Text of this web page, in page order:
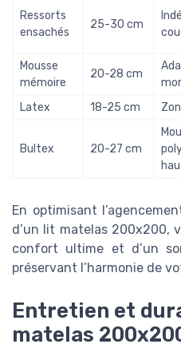
Ressorts
ensachés
25-30 cm
Mousse
mémoire
20-28 cm
Latex
18-25 cm
Bultex 20-27 cm
En optimisant
d’un lit matelas 200x200,
confort ultime et d’un
préservant l’harmonie de
Entretien et
matelas